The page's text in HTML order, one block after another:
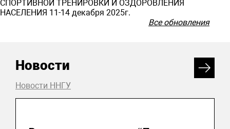
СПОРТИВНОЙ ТРЕНИРОВКИ И ОЗДОРОВЛЕНИЯ
НАСЕЛЕНИЯ 11-14 декабря 2025г.
Все обновления
Новости
Новости ННГУ